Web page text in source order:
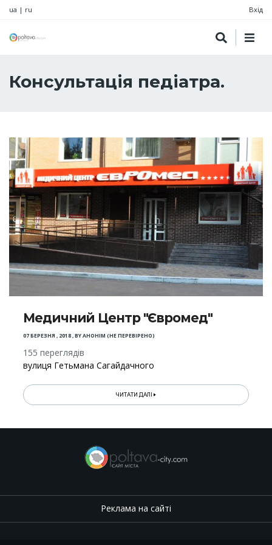
ua | ru Вхід
Консультація педіатра.
Медичний Центр "Євромед"
07 БЕРЕЗНЯ , 2018,BYАНОНІМ (НЕ ПЕРЕВІРЕНО)
155 переглядів
вулиця Гетьмана Сагайдачного
ЧИТАТИ ДАЛІ
Реклама на сайті